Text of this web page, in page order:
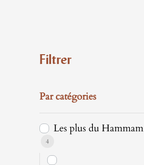
Filtrer
Par catégories
Les plus du Hammam
4